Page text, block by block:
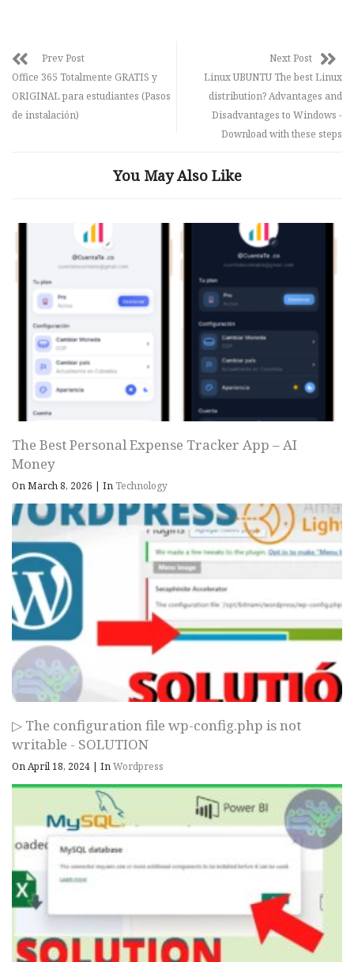
Prev Post
Office 365 Totalmente GRATIS y
ORIGINAL para estudiantes (Pasos
de instalación)
Next Post
Linux UBUNTU The best Linux
distribution? Advantages and
Disadvantages to Windows -
Download with these steps
You May Also Like
The Best Personal Expense Tracker App – AI
Money
On March 8, 2026 | In Technology
▷ The configuration file wp-config.php is not
writable - SOLUTION
On April 18, 2024 | InWordpress